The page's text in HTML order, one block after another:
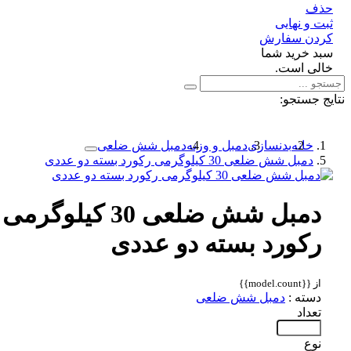
و نهایی
سفارش
خرید شما
است.
جستجو:
خانهبدنسازیدمبل و وزنهدمبل شش ضلعی
دمبل شش ضلعی 30 کیلوگرمی رکورد بسته دو عددی
دمبل شش ضلعی 30 کیلوگرمی
رکورد بسته دو عددی
دسته :دمبل شش ضلعی